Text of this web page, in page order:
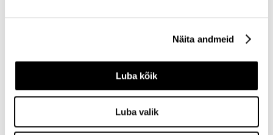
Näita andmeid
Luba kõik
Luba valik
Suur-Sõjamäe 4, Tallinn
Telefon 517 1120